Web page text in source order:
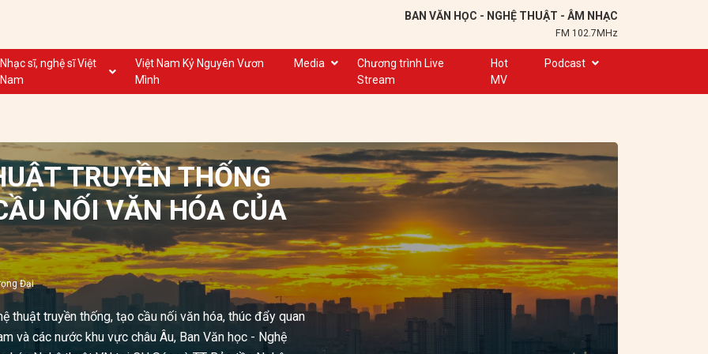
BAN VĂN HỌC - NGHỆ THUẬT - ÂM NHẠC
FM 102.7MHz
Nhạc sĩ, nghệ sĩ Việt
Nam
Nghệ sĩ biểu diễn VN
Nhạc sĩ, nghệ sĩ VOV
Việt Nam Kỷ Nguyên Vươn
Mình
Media
Dân ca
Nước ngoài
Chương trình Live
Stream
Hot
MV
Podcast
Trạm 102,7
Hành trình sáng tạo
Kể chuyện và hát ru
TRUYỀN THỐNG
NỐI VĂN HÓA CỦA
Đại
thuật truyền thống, tạo cầu nối văn hóa, thúc đẩy quan
và các nước khu vực châu Âu, Ban Văn học - Nghệ